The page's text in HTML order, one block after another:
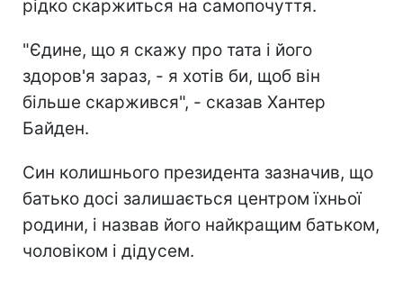
рідко скаржиться на самопочуття.
"Єдине, що я скажу про тата і його
здоров'я зараз, - я хотів би, щоб він
більше скаржився", - сказав Хантер
Байден.
Син колишнього президента зазначив, що
батько досі залишається центром їхньої
родини, і назвав його найкращим батьком,
чоловіком і дідусем.